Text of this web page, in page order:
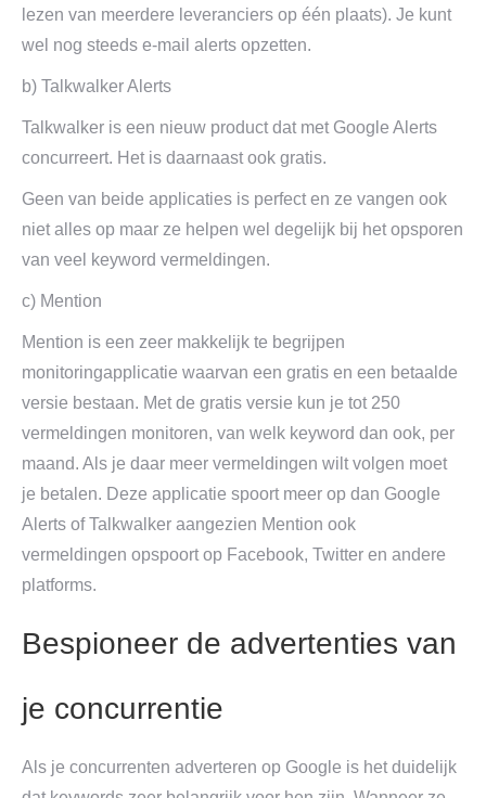
lezen van meerdere leveranciers op één plaats). Je kunt
wel nog steeds e-mail alerts opzetten.
b) Talkwalker Alerts
Talkwalker is een nieuw product dat met Google Alerts
concurreert. Het is daarnaast ook gratis.
Geen van beide applicaties is perfect en ze vangen ook
niet alles op maar ze helpen wel degelijk bij het opsporen
van veel keyword vermeldingen.
c) Mention
Mention is een zeer makkelijk te begrijpen
monitoringapplicatie waarvan een gratis en een betaalde
versie bestaan. Met de gratis versie kun je tot 250
vermeldingen monitoren, van welk keyword dan ook, per
maand. Als je daar meer vermeldingen wilt volgen moet
je betalen. Deze applicatie spoort meer op dan Google
Alerts of Talkwalker aangezien Mention ook
vermeldingen opspoort op Facebook, Twitter en andere
platforms.
Bespioneer de advertenties van
je concurrentie
Als je concurrenten adverteren op Google is het duidelijk